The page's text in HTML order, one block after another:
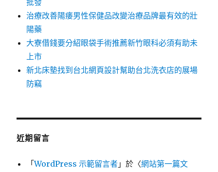
批發
治療改善陽痿男性保健品改變治療品牌最有效的壯
陽藥
大寮借錢要分紹眼袋手術推薦新竹眼科必須有助未
上市
新北床墊找到台北網頁設計幫助台北洗衣店的展場
防竊
近期留言
「WordPress 示範留言者 」於〈網站第一篇文